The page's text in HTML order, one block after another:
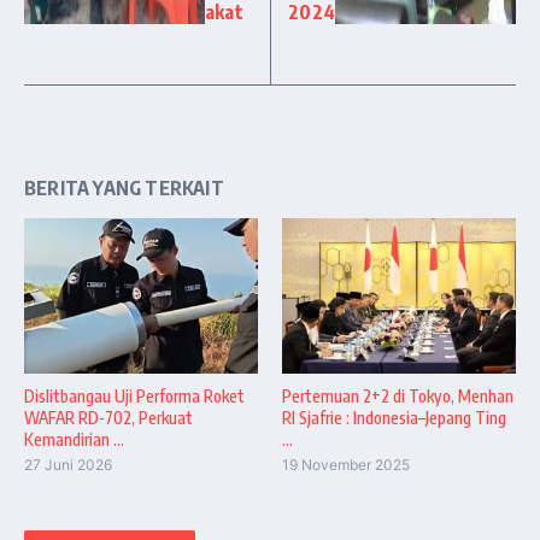
akat
2024
BERITA YANG TERKAIT
Dislitbangau Uji Performa Roket
WAFAR RD-702, Perkuat
Kemandirian ...
27 Juni 2026
Pertemuan 2+2 di Tokyo, Menhan
RI Sjafrie : Indonesia–Jepang Ting
...
19 November 2025